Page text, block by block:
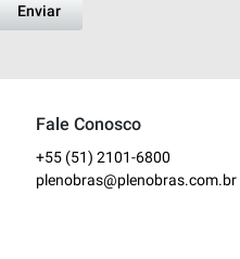
Enviar
Fale Conosco
+55 (51) 2101-6800
plenobras@plenobras.com.br